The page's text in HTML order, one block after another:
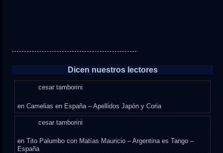
Dicen nuestros lectores
cesar tamborini
enCamelias en España – Apellidos Japón y Coria
cesar tamborini
enTito Palumbo con Matías Mauricio – Argentina es Tango –
España